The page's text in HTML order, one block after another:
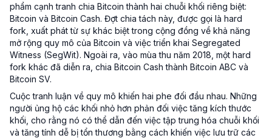
phẩm cạnh tranh chia Bitcoin thành hai chuỗi khối riêng biệt:
Bitcoin và Bitcoin Cash. Đợt chia tách này, được gọi là hard
fork, xuất phát từ sự khác biệt trong cộng đồng về khả năng
mở rộng quy mô của Bitcoin và việc triển khai Segregated
Witness (SegWit). Ngoài ra, vào mùa thu năm 2018, một hard
fork khác đã diễn ra, chia Bitcoin Cash thành Bitcoin ABC và
Bitcoin SV.
Cuộc tranh luận về quy mô khiến hai phe đối đầu nhau. Những
người ủng hộ các khối nhỏ hơn phản đối việc tăng kích thước
khối, cho rằng nó có thể dẫn đến việc tập trung hóa chuỗi khối
và tăng tính dễ bị tổn thương bằng cách khiến việc lưu trữ các